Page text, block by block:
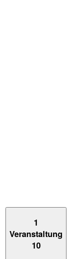
1
Veranstaltung
10